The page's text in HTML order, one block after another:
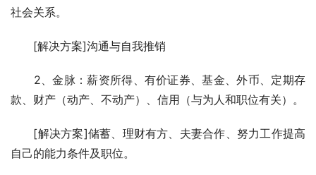
社会关系。
[解决方案]沟通与自我推销
2、金脉：薪资所得、有价证券、基金、外币、定期存
[解决方案]储蓄、理财有方、夫妻合作、努力工作提高
自己的能力条件及职位。